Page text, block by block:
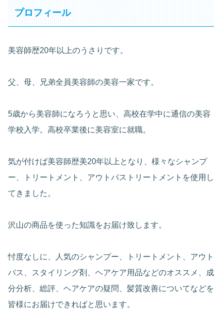
プロフィール
美容師歴20年以上のうさりです。
父、母、兄弟全員美容師の美容一家です。
5歳から美容師になろうと思い、高校在学中に通信の美容
学校入学。高校卒業後に美容室に就職。
気が付けば美容師歴美20年以上となり、様々なシャンプ
ー、トリートメント、アウトバストリートメントを使用し
てきました。
沢山の商品を使った知識をお届け致します。
忖度なしに、人気のシャンプー、トリートメント、アウト
バス、スタイリング剤、ヘアケア用品などのオススメ、成
分分析、総評、ヘアケアの疑問、髪質改善についてなどを
皆様にお届けできればと思います。